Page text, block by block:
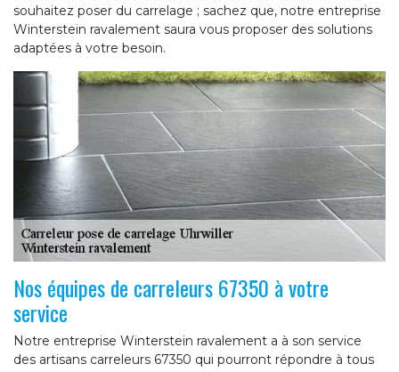
souhaitez poser du carrelage ; sachez que, notre entreprise
Winterstein ravalement saura vous proposer des solutions
adaptées à votre besoin.
Nos équipes de carreleurs 67350 à votre
service
Notre entreprise Winterstein ravalement a à son service
des artisans carreleurs 67350 qui pourront répondre à tous